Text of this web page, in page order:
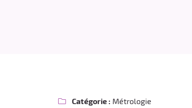
 Catégorie : Métrologie